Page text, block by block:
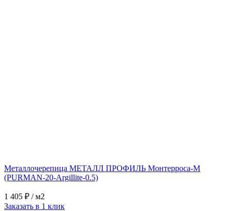
Металлочерепица МЕТАЛЛ ПРОФИЛЬ Монтерроса-M
(PURMAN-20-Argillite-0.5)
1 405 ₽ / м2
Заказать в 1 клик